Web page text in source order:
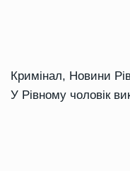
Кримінал, Новини
У Рівному чоловік